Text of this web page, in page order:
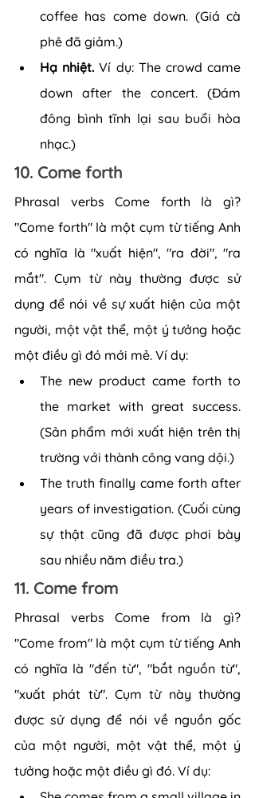
coffee has come down. (Giá cà
phê đã giảm.)
Hạ nhiệt. Ví dụ: The crowd came
down after the concert. (Đám
đông bình tĩnh lại sau buổi hòa
nhạc.)
10. Come forth
Phrasal verbs Come forth là gì?
"Come forth" là một cụm từ tiếng Anh
có nghĩa là "xuất hiện", "ra đời", "ra
mắt". Cụm từ này thường được sử
dụng để nói về sự xuất hiện của một
người, một vật thể, một ý tưởng hoặc
một điều gì đó mới mẻ. Ví dụ:
The new product came forth to
the market with great success.
(Sản phẩm mới xuất hiện trên thị
trường với thành công vang dội.)
The truth finally came forth after
years of investigation. (Cuối cùng
sự thật cũng đã được phơi bày
sau nhiều năm điều tra.)
11. Come from
Phrasal verbs Come from là gì?
"Come from" là một cụm từ tiếng Anh
có nghĩa là "đến từ", "bắt nguồn từ",
"xuất phát từ". Cụm từ này thường
được sử dụng để nói về nguồn gốc
của một người, một vật thể, một ý
tưởng hoặc một điều gì đó. Ví dụ: